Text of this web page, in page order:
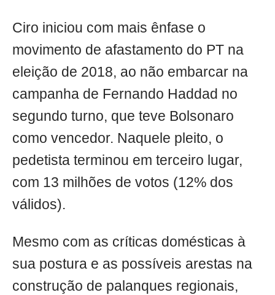
Ciro iniciou com mais ênfase o
movimento de afastamento do PT na
eleição de 2018, ao não embarcar na
campanha de Fernando Haddad no
segundo turno, que teve Bolsonaro
como vencedor. Naquele pleito, o
pedetista terminou em terceiro lugar,
com 13 milhões de votos (12% dos
válidos).
Mesmo com as críticas domésticas à
sua postura e as possíveis arestas na
construção de palanques regionais,